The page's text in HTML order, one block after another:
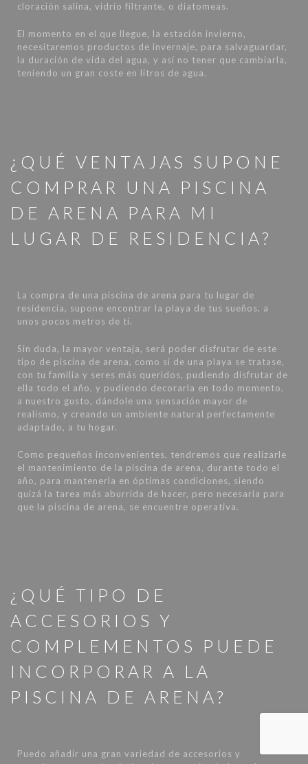
cloración salina, vidrio filtrante, o diatomeas.
El momento en el que llegue, la estación invierno,
necesitaremos productos de invernaje, para salvaguardar,
la duración de vida del agua, y así no tener que cambiarla,
teniendo un gran coste en litros de agua.
¿QUÉ VENTAJAS SUPONE
COMPRAR UNA PISCINA
DE ARENA PARA MI
LUGAR DE RESIDENCIA?
La compra de una piscina de arena para tu lugar de
residencia, supone encontrar la playa de tus sueños, a
unos pocos metros de ti.
Sin duda, la mayor ventaja, será poder disfrutar de este
tipo de piscina de arena, como si de una playa se tratase,
con tu familia y seres más queridos, pudiendo disfrutar de
ella todo el año, y pudiendo decorarla en todo momento,
a nuestro gusto, dándole una sensación mayor de
realismo, y creando un ambiente natural perfectamente
adaptado, a tu hogar.
Como pequeños inconvenientes, tendremos que realizarle
el mantenimiento de la piscina de arena, durante todo el
año, para mantenerla en óptimas condiciones, siendo
quizá la tarea más aburrida de hacer, pero necesaria para
que la piscina de arena, se encuentre operativa.
¿QUÉ TIPO DE
ACCESORIOS Y
COMPLEMENTOS PUEDE
INCORPORAR A LA
PISCINA DE ARENA?
Puedo añadir una gran variedad de accesorios y